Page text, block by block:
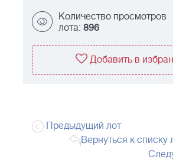
Количество просмотров
лота: 896
Добавить в
Предыдущий лот
Вернуться к списку